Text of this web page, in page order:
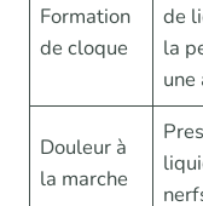
Formation
de cloque
de
la
une
Douleur à
la marche